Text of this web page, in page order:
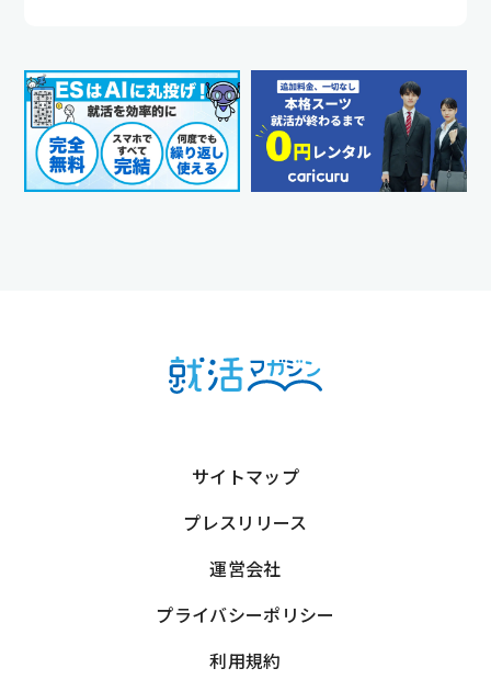
サイトマップ
プレスリリース
運営会社
プライバシーポリシー
利用規約